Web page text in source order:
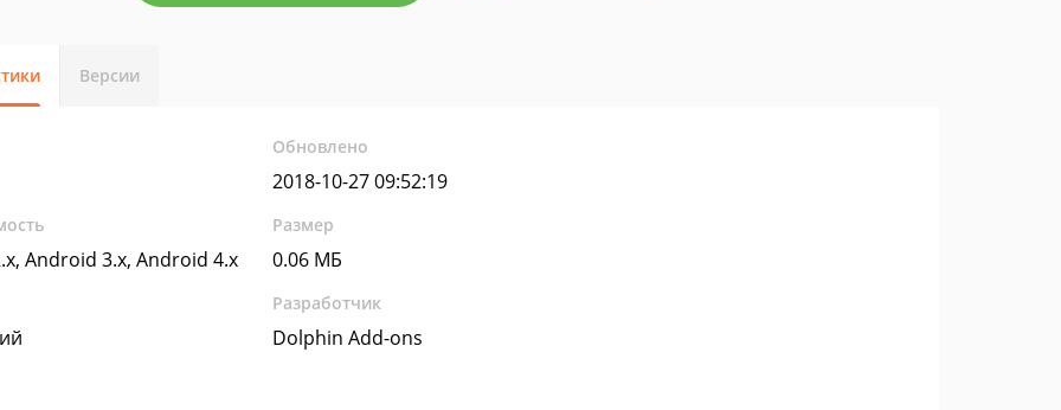
Версии
Обновлено
2018-10-27 09:52:19
Android 3.x, Android 4.x
Размер
0.06 МБ
Разработчик
Dolphin Add-ons